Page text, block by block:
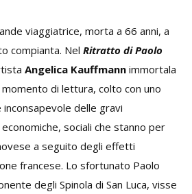
viaggiatrice, morta a 66 anni, a
compianta. Nel Ritratto di Paolo
Angelica Kauffmann immortala
di lettura, colto con uno
delle gravi
sociali che stanno per
a seguito degli effetti
francese. Lo sfortunato Paolo
degli Spinola di San Luca, visse